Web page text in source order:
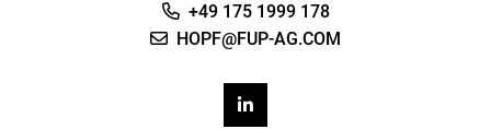
+49 175 1999 178
HOPF@FUP-AG.COM